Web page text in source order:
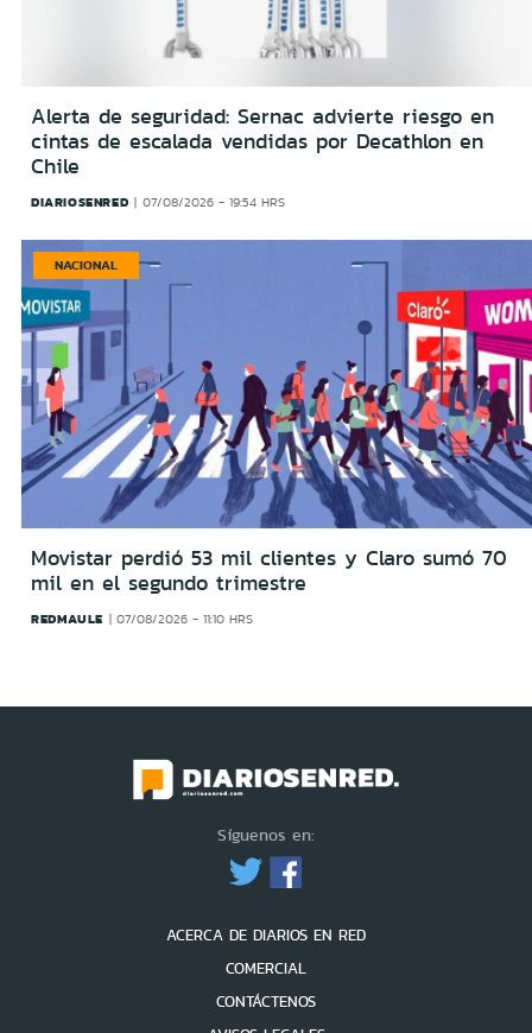
Alerta de seguridad: Sernac advierte riesgo en
cintas de escalada vendidas por Decathlon en
Chile
DIARIOSENRED 07/08/2026 - 19:54 HRS
NACIONAL
Movistar perdió 53 mil clientes y Claro sumó 70
mil en el segundo trimestre
REDMAULE 07/08/2026 - 11:10 HRS
Síguenos en:
ACERCA DE DIARIOS EN RED
COMERCIAL
CONTÁCTENOS